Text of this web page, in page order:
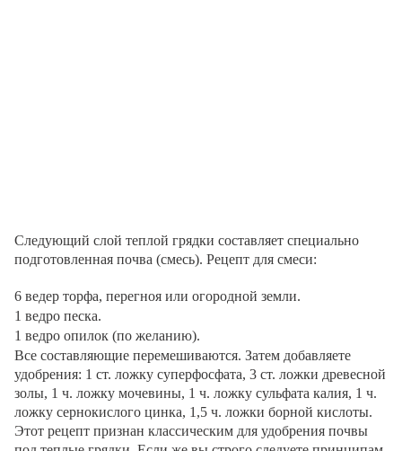
Следующий слой теплой грядки составляет специально
подготовленная почва (смесь). Рецепт для смеси:
6 ведер торфа, перегноя или огородной земли.
1 ведро песка.
1 ведро опилок (по желанию).
Все составляющие перемешиваются. Затем добавляете
удобрения: 1 ст. ложку суперфосфата, 3 ст. ложки древесной
золы, 1 ч. ложку мочевины, 1 ч. ложку сульфата калия, 1 ч.
ложку сернокислого цинка, 1,5 ч. ложки борной кислоты.
Этот рецепт признан классическим для удобрения почвы